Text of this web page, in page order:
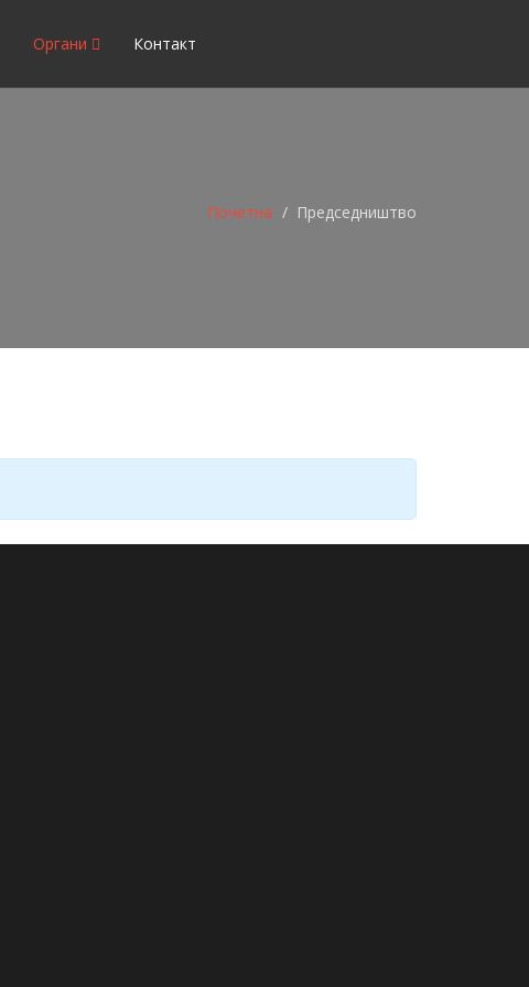
Органи Контакт
Почетна Председништво